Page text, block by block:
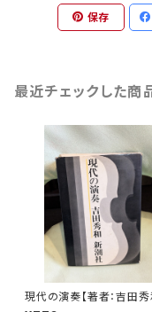
保存
最近チェックした商
現代の演奏【著者：吉田秀